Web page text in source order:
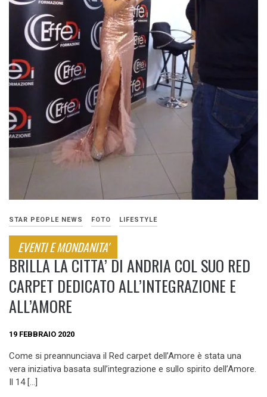
STAR PEOPLE NEWS FOTO LIFESTYLE
EVENTI E MONDANITA'
BRILLA LA CITTA’ DI ANDRIA COL SUO RED
CARPET DEDICATO ALL’INTEGRAZIONE E
ALL’AMORE
19 FEBBRAIO 2020
Come si preannunciava il Red carpet dell’Amore è stata una
vera iniziativa basata sull’integrazione e sullo spirito dell’Amore.
Il 14 […]